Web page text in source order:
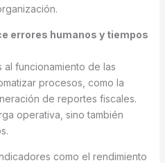
errores humanos y tiempos
al funcionamiento de las
procesos, como la
de reportes fiscales.
operativa, sino también
como el rendimiento